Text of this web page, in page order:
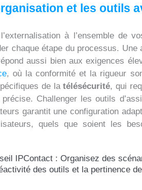
et les outils
à l’ensemble de
chaque étape du processus. Une
aussi bien aux exigences
, où la conformité et la rigueur
de latélésécurité, qui
Challenger les outils
garantit une configuration
quels que soient les
IPContact : Organisez des
des outils et la pertinence